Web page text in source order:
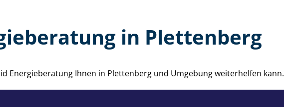
in Plettenberg
Energieberatung Ihnen in Plettenberg und Umgebung weiterhelfen kann.